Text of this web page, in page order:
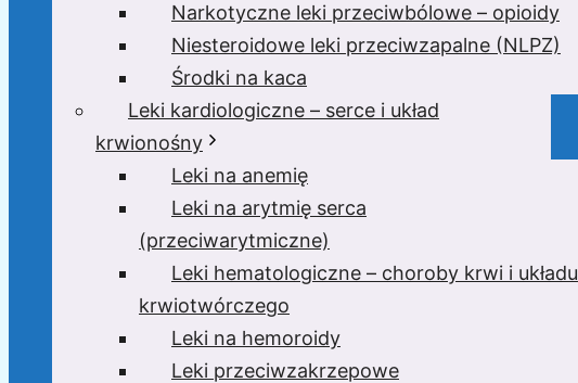
Narkotyczne leki przeciwbólowe – opioidy
Niesteroidowe leki przeciwzapalne (NLPZ)
Środki na kaca
Leki kardiologiczne – serce i układ
krwionośny
Leki na anemię
Leki na arytmię serca
(przeciwarytmiczne)
Leki hematologiczne – choroby krwi i układu
krwiotwórczego
Leki na hemoroidy
Leki przeciwzakrzepowe